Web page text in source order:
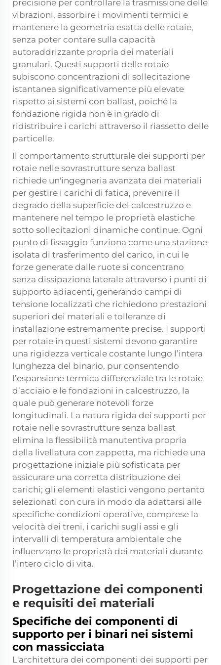
precisione per controllare la trasmissione delle
vibrazioni, assorbire i movimenti termici e
mantenere la geometria esatta delle rotaie,
senza poter contare sulla capacità
autoraddrizzante propria dei materiali
granulari. Questi supporti delle rotaie
subiscono concentrazioni di sollecitazione
istantanea significativamente più elevate
rispetto ai sistemi con ballast, poiché la
fondazione rigida non è in grado di
ridistribuire i carichi attraverso il riassetto delle
particelle.
Il comportamento strutturale dei supporti per
rotaie nelle sovrastrutture senza ballast
richiede un'ingegneria avanzata dei materiali
per gestire i carichi di fatica, prevenire il
degrado della superficie del calcestruzzo e
mantenere nel tempo le proprietà elastiche
sotto sollecitazioni dinamiche continue. Ogni
punto di fissaggio funziona come una stazione
isolata di trasferimento del carico, in cui le
forze generate dalle ruote si concentrano
senza dissipazione laterale attraverso i punti di
supporto adiacenti, generando campi di
tensione localizzati che richiedono prestazioni
superiori dei materiali e tolleranze di
installazione estremamente precise. I supporti
per rotaie in questi sistemi devono garantire
una rigidezza verticale costante lungo l’intera
lunghezza del binario, pur consentendo
l’espansione termica differenziale tra le rotaie
d’acciaio e le fondazioni in calcestruzzo, la
quale può generare notevoli forze
longitudinali. La natura rigida dei supporti per
rotaie nelle sovrastrutture senza ballast
elimina la flessibilità manutentiva propria
della livellatura con zappetta, ma richiede una
progettazione iniziale più sofisticata per
assicurare una corretta distribuzione dei
carichi; gli elementi elastici vengono pertanto
selezionati con cura in modo da adattarsi alle
specifiche condizioni operative, comprese la
velocità dei treni, i carichi sugli assi e gli
intervalli di temperatura ambientale che
influenzano le proprietà dei materiali durante
l’intero ciclo di vita.
Progettazione dei componenti
e requisiti dei materiali
Specifiche dei componenti di
supporto per i binari nei sistemi
con massicciata
L'architettura dei componenti dei supporti per